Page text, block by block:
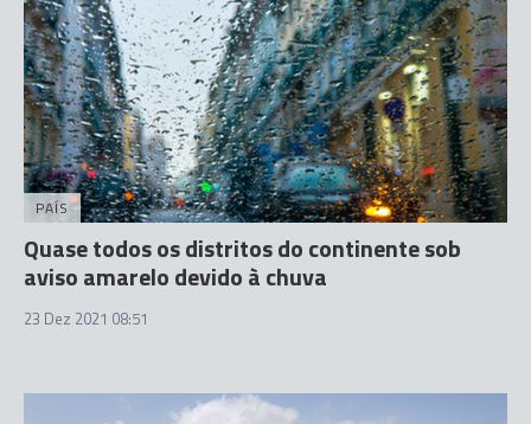
PAÍS
Quase todos os distritos do continente sob
aviso amarelo devido à chuva
23 Dez 2021 08:51